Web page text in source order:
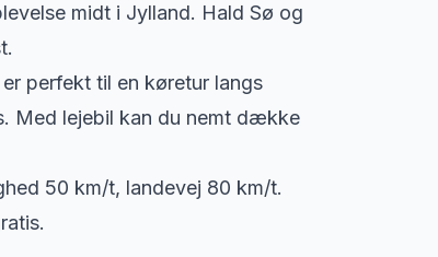
midt i Jylland. Hald Sø og
perfekt til en køretur langs
Med lejebil kan du nemt dække
50 km/t, landevej 80 km/t.